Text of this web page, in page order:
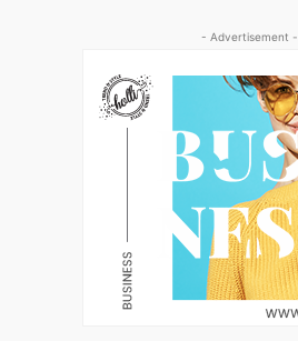
- Advertisement -